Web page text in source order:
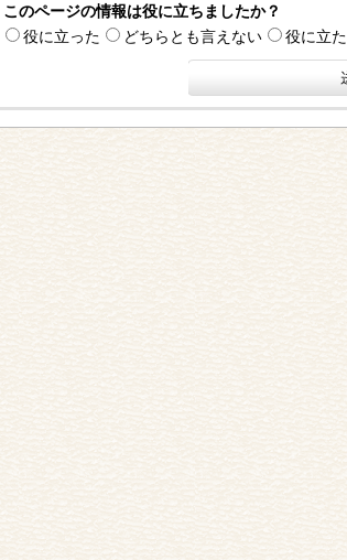
このページの情報は役に立ちましたか？
役に立った
どちらとも言えない 役に立